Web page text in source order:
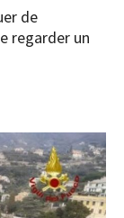
de
regarder un